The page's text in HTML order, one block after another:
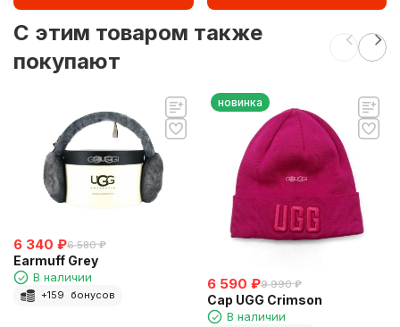
C этим товаром также
покупают
6 340 ₽6 580 ₽
Earmuff Grey
В наличии
+159 бонусов
новинка
6 590 ₽9 990 ₽
Cap UGG Сrimson
В наличии